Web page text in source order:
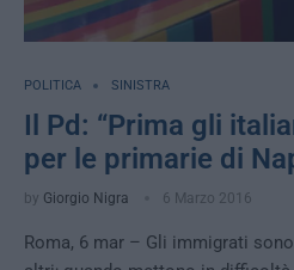
POLITICA SINISTRA
Il Pd: “Prima gli
per le primarie di
by Giorgio Nigra 6 Marzo 2016
Roma, 6 mar – Gli immigrati